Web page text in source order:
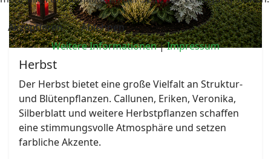
Herbst
Der Herbst bietet eine große Vielfalt an Struktur-
und Blütenpflanzen. Callunen, Eriken, Veronika,
Silberblatt und weitere Herbstpflanzen schaffen
eine stimmungsvolle Atmosphäre und setzen
farbliche Akzente.
Akzeptieren
Ablehnen
Weitere Informationen|Impressum